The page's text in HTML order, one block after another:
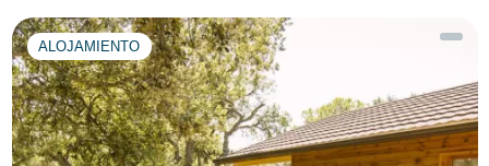
ALOJAMIENTO